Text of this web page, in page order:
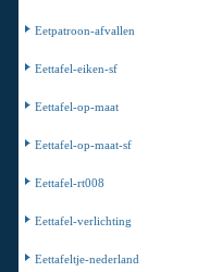
Eetpatroon-afvallen
Eettafel-eiken-sf
Eettafel-op-maat
Eettafel-op-maat-sf
Eettafel-rt008
Eettafel-verlichting
Eettafeltje-nederland